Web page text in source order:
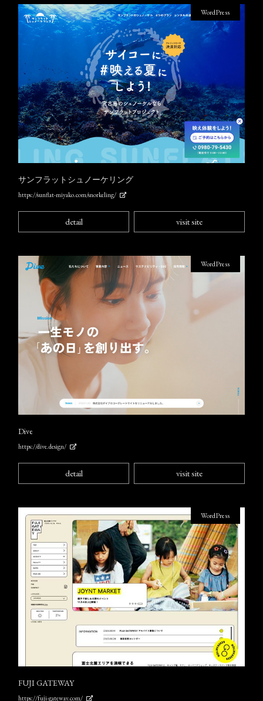
サンフラットシュノーケリング
https://sunflat-miyako.com/snorkeling/
WordPress
detail visit site
Dive
https://dive.design/
WordPress
detail visit site
FUJI GATEWAY
https://fuji-gateway.com/
WordPress